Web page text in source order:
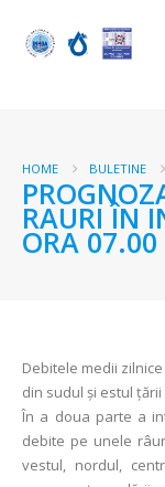
HOME BULETINE
RAURI ÎN
ORA
Debitele medii
din sudul și estul
În a doua parte a
debite pe unele
vestul, nordul,